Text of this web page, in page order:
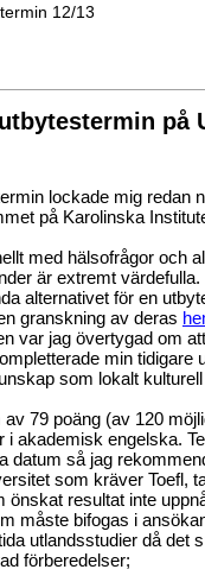
12/13
på
lockade mig redan
på Karolinska
med hälsofrågor och
är extremt värdefulla.
alternativet för en
granskning av deras
var jag övertygad om
min tidigare
som lokalt
79 poäng (av 120
akademisk engelska.
datum så jag
som kräver Toefl,
önskat resultat inte
måste bifogas i
utlandsstudier då det
förberedelser;